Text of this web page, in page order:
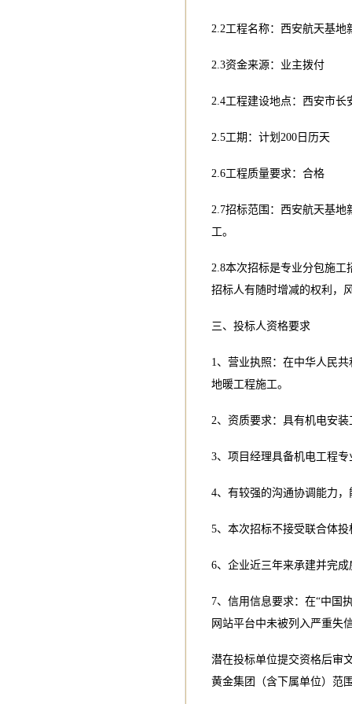
2.2工程名称：西安航天基
2.3资金来源：业主拨付
2.4工程建设地点：西安市长
2.5工期：计划200日历天
2.6工程质量要求：合格
2.7招标范围：西安航天基地
工。
2.8本次招标是专业分包施
招标人有随时增减的权利，
三、投标人资格要求
1、营业执照：在中华人民
地暖工程施工。
2、资质要求：具有机电安
3、项目经理具备机电工程
4、有较强的沟通协调能力
5、本次招标不接受联合体投
6、企业近三年来承建并完
7、信用信息要求：在“中国
网站平台中未被列入严重失
潜在投标单位提交资格后审
黄金集团（含下属单位）范